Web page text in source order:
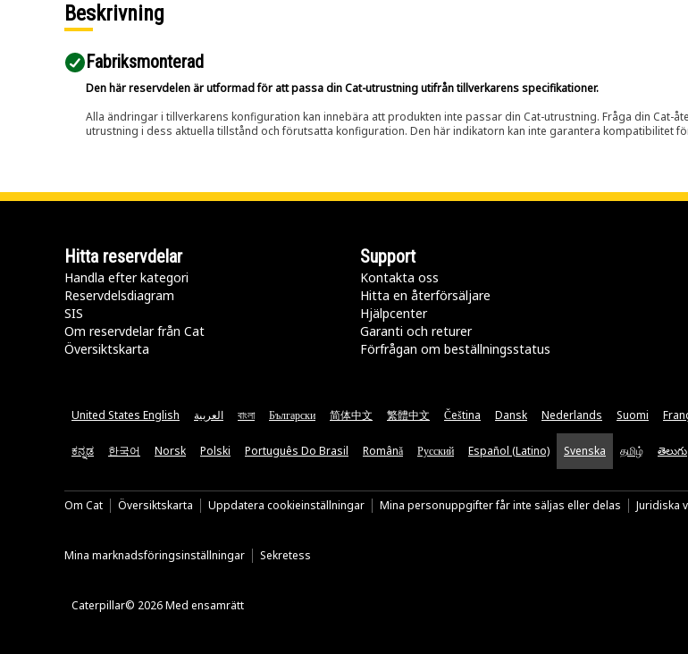
Beskrivning
Fabriksmonterad
Den här reservdelen är utformad för att passa din Cat-utrustning utifrån tillverkarens specifikationer.
Alla ändringar i tillverkarens konfiguration kan innebära att produkten inte passar din Cat-utrustning. Fråga din Cat-
utrustning i dess aktuella tillstånd och förutsatta konfiguration. Den här indikatorn kan inte garantera kompatibilitet
Hitta reservdelar
Handla efter kategori
Reservdelsdiagram
SIS
Om reservdelar från Cat
Översiktskarta
Support
Kontakta oss
Hitta en återförsäljare
Hjälpcenter
Garanti och returer
Förfrågan om beställningsstatus
United States English العربية বাংলা Български 简体中文 繁體中文 Čeština Dansk Nederlands Suomi
ಕನ್ನಡ 한국어 Norsk Polski Português Do Brasil Română Русский Español (Latino) Svenska தமிழ் తెలుగు
Om Cat Översiktskarta Uppdatera cookieinställningar Mina personuppgifter får inte säljas eller delas Juridiska
Mina marknadsföringsinställningar Sekretess
Caterpillar© 2026 Med ensamrätt